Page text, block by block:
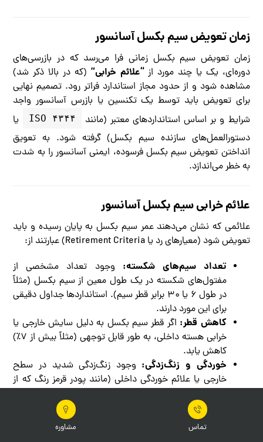
زمان تعویض سیم بکسل آسانسور
زمان تعویض سیم بکسل زمانی فرا می‌رسد که در بازرسی‌های
دوره‌ای، یک یا چند مورد از“علائم خرابی” (که در بالا ذکر شد)
مشاهده شود و از حدود مجاز استاندارد فراتر رود. تصمیم نهایی
برای تعویض باید توسط یک تکنسین یا بازرس آسانسور واجد
شرایط و بر اساس استانداردهای معتبر (مانند
ISO ۴۳۴۴
یا
دستورالعمل‌های سازنده سیم بکسل) گرفته شود. به تعویق
انداختن تعویض سیم بکسل فرسوده، ایمنی آسانسور را به شدت
به خطر می‌اندازد.
علائم خرابی سیم بکسل آسانسور
علائمی که نشان می‌دهند عمر سیم بکسل به پایان رسیده و باید
تعویض شود (معیارهای رد یا Retirement Criteria) عبارتند از:
تعداد سیم‌های شکسته: وجود تعداد مشخصی از
مفتول‌های شکسته در یک طول معین از سیم بکسل (مثلاً
در طول ۶ یا ۳۰ برابر قطر سیم). استانداردها جداول دقیقی
برای این مورد دارند.
کاهش قطر: اگر قطر سیم بکسل به دلیل سایش خارجی یا
خرابی هسته داخلی، به طور قابل توجهی (مثلاً بیش از ۷٪)
کاهش یابد.
خوردگی و زنگ‌زدگی: وجود زنگ‌زدگی شدید در سطح
خارجی یا علائم خوردگی داخلی (مانند پودر قرمز رنگ که از
آسیب‌های مکانیکی:
صاف‌شدگی، یا تغییر شکل قفس‌مانند (Birdcaging).
آسیب ناشی از حرارت: تغییر رنگ سیم بکسل به آبی یا
تماس مشاوره